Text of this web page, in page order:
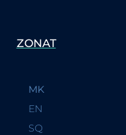
ZONAT
MK
EN
SQ